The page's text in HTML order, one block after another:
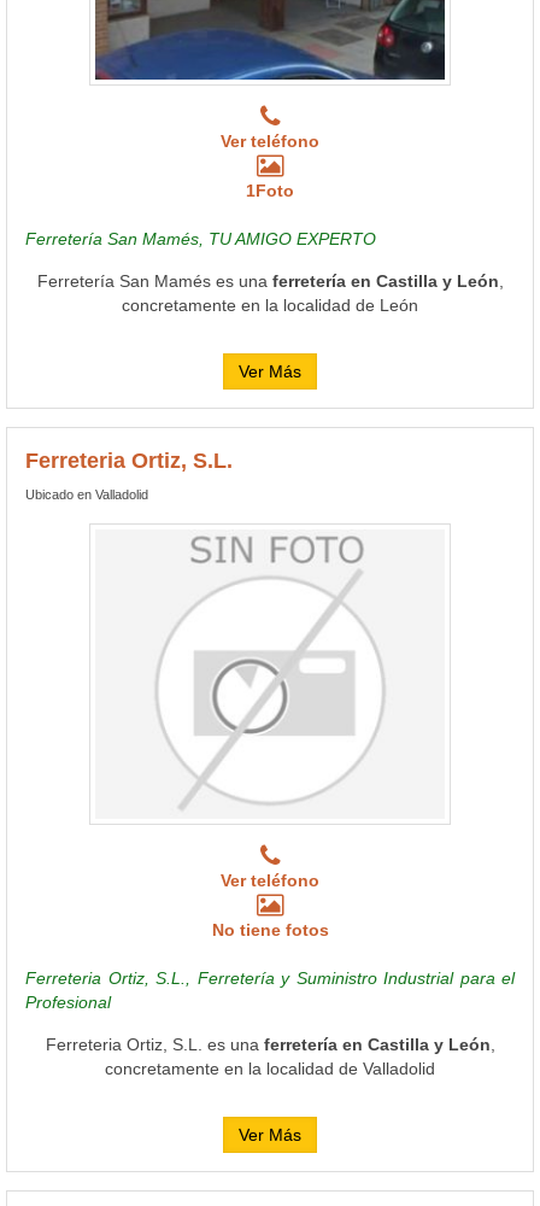
Ver teléfono
1Foto
Ferretería San Mamés, TU AMIGO EXPERTO
Ferretería San Mamés es una ferretería en Castilla y León
concretamente en la localidad de León
Ver Más
Ferreteria Ortiz, S.L.
Ubicado en Valladolid
Ver teléfono
No tiene fotos
Ferreteria Ortiz, S.L., Ferretería y Suministro Industrial para el
Profesional
Ferreteria Ortiz, S.L. es una ferretería en Castilla y León
concretamente en la localidad de Valladolid
Ver Más